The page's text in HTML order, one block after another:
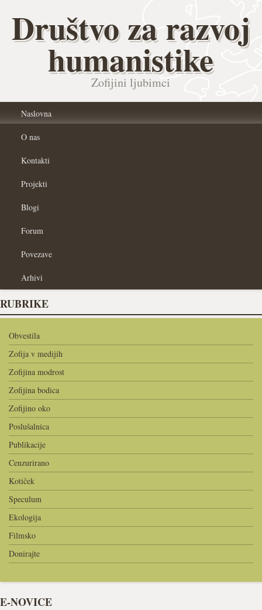
Društvo za razvoj
humanistike
Zofijini ljubimci
Naslovna
O nas
Kontakti
Projekti
Blogi
Forum
Povezave
Arhivi
RUBRIKE
Obvestila
Zofija v medijih
Zofijina modrost
Zofijina bodica
Zofijino oko
Poslušalnica
Publikacije
Cenzurirano
Kotiček
Speculum
Ekologija
Filmsko
Donirajte
E-NOVICE